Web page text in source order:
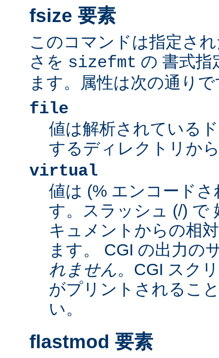
fsize 要素
このコマンドは指定さ
さを sizefmt の 書式指
ます。属性は次の通り
file
値は解析されている
するディレクトリか
virtual
値は (% エンコード
す。スラッシュ (/) で
キュメントからの相
ます。 CGI の出力の
れません。CGI スク
がプリントされるこ
い。
flastmod 要素